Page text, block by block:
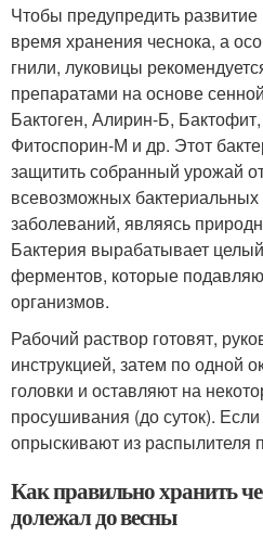
Чтобы предупредить
время хранения чеснока, а
гнили, луковицы
препаратами на основе
Бактоген, Алирин-Б,
Фитоспорин-М и др. Этот
защитить собранный урожай
всевозможных бактериальных
заболеваний, являясь
Бактерия вырабатывает
ферментов, которые
организмов.
Рабочий раствор готовят,
инструкцией, затем по одной
головки и оставляют на
просушивания (до суток).
опрыскивают из распылителя
Как правильно хранить
долежал до весны